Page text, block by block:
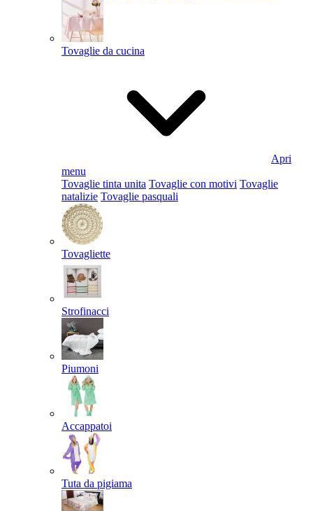
Tovaglie da cucina
Apri
menu
Tovaglie tinta unita Tovaglie con motivi Tovaglie
natalizie Tovaglie pasquali
Tovagliette
Strofinacci
Piumoni
Accappatoi
Tuta da pigiama